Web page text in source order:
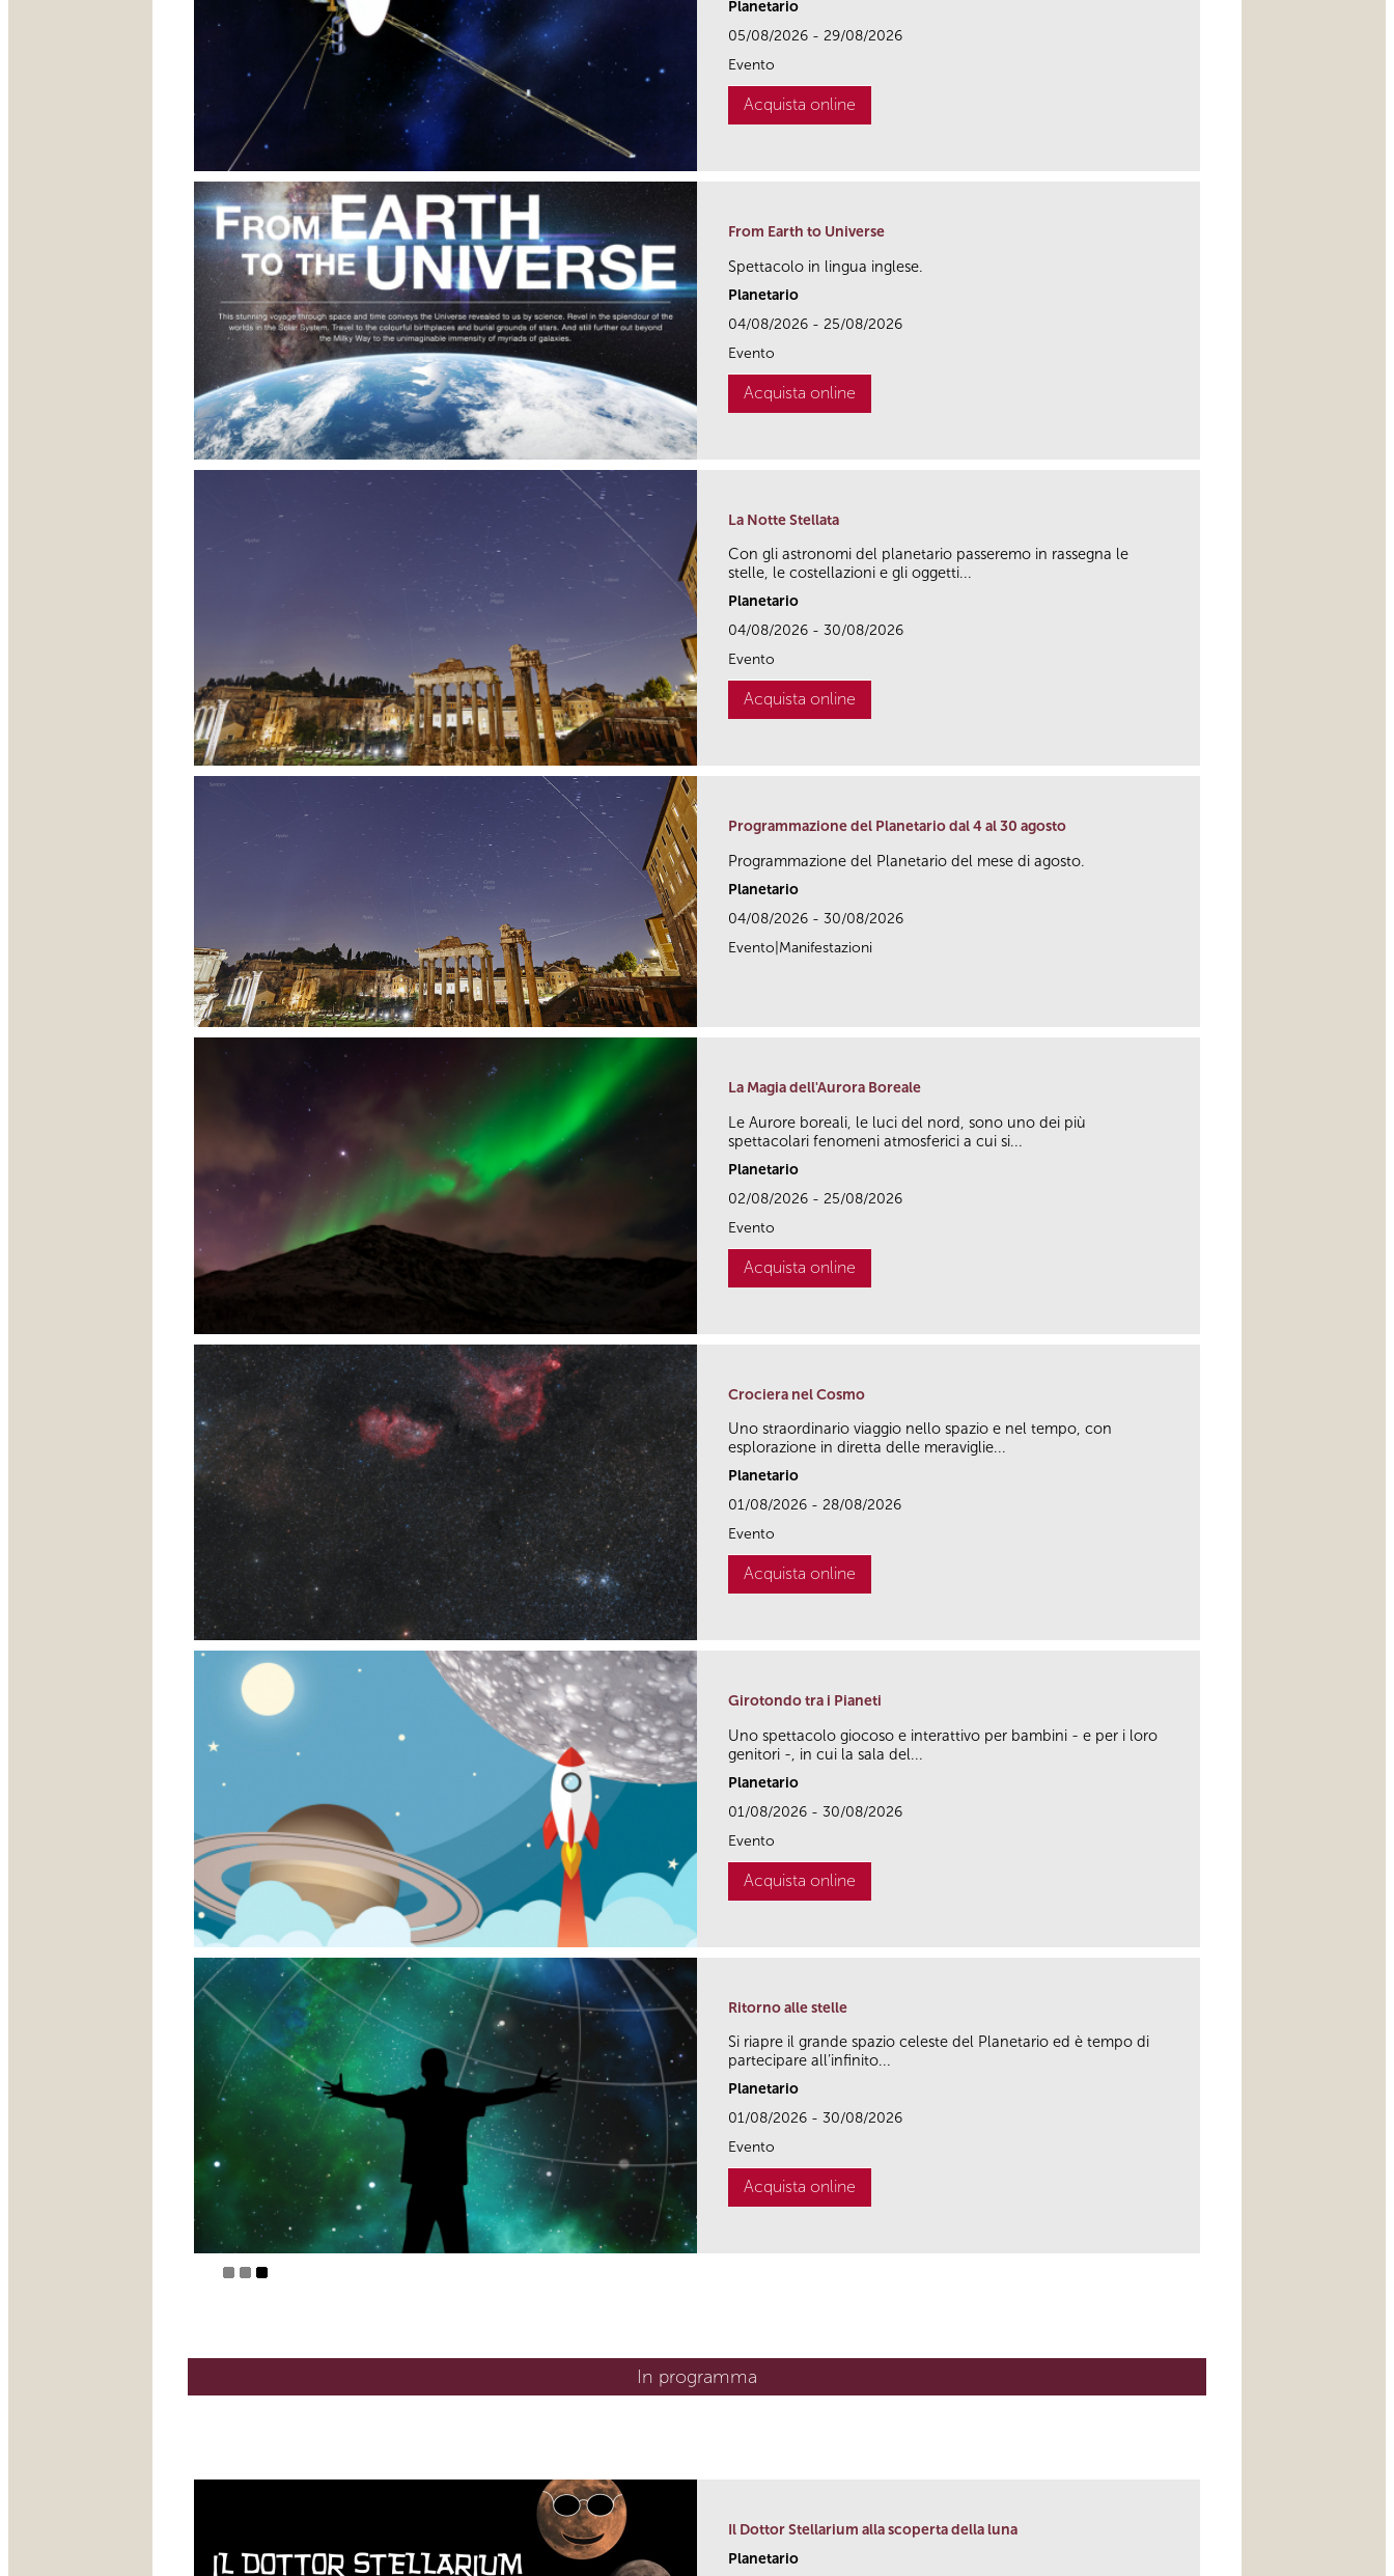
Planetario
05/08/2026 - 29/08/2026
Evento
Acquista online
From Earth to Universe
Spettacolo in lingua inglese.
Planetario
04/08/2026 - 25/08/2026
Evento
Acquista online
La Notte Stellata
Con gli astronomi del planetario passeremo in rassegna le
stelle, le costellazioni e gli oggetti...
Planetario
04/08/2026 - 30/08/2026
Evento
Acquista online
Programmazione del Planetario dal 4 al 30 agosto
Programmazione del Planetario del mese di agosto.
Planetario
04/08/2026 - 30/08/2026
Evento|Manifestazioni
La Magia dell'Aurora Boreale
Le Aurore boreali, le luci del nord, sono uno dei più
spettacolari fenomeni atmosferici a cui si...
Planetario
02/08/2026 - 25/08/2026
Evento
Acquista online
Crociera nel Cosmo
Uno straordinario viaggio nello spazio e nel tempo, con
esplorazione in diretta delle meraviglie...
Planetario
01/08/2026 - 28/08/2026
Evento
Acquista online
Girotondo tra i Pianeti
Uno spettacolo giocoso e interattivo per bambini - e per i loro
genitori -, in cui la sala del...
Planetario
01/08/2026 - 30/08/2026
Evento
Acquista online
Ritorno alle stelle
Si riapre il grande spazio celeste del Planetario ed è tempo di
partecipare all’infinito...
Planetario
01/08/2026 - 30/08/2026
Evento
Acquista online
In programma
Il Dottor Stellarium alla scoperta della luna
Planetario